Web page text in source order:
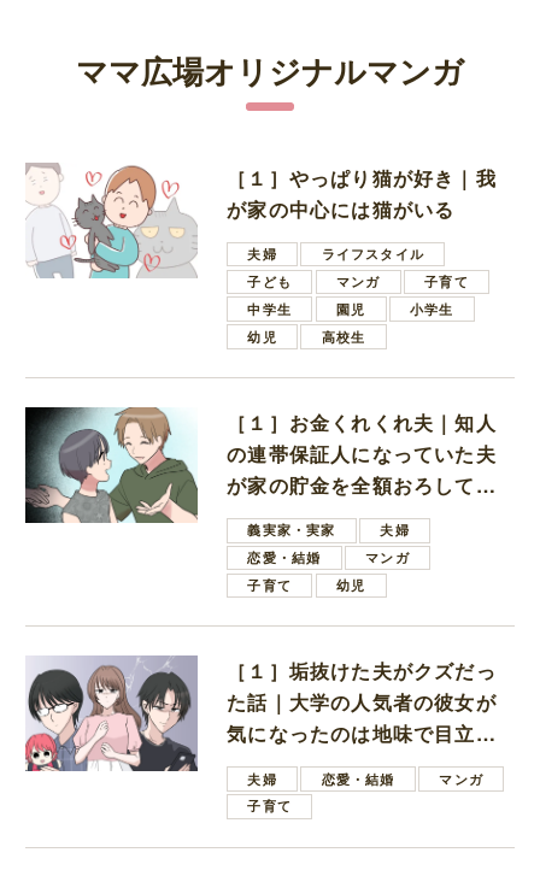
ママ広場オリジナルマンガ
［１］やっぱり猫が好き｜我
が家の中心には猫がいる
夫婦
ライフスタイル
子ども
マンガ
子育て
中学生
園児
小学生
幼児
高校生
［１］お金くれくれ夫｜知人
の連帯保証人になっていた夫
が家の貯金を全額おろしてほ
しいと言ってきた
義実家・実家
夫婦
恋愛・結婚
マンガ
子育て
幼児
［１］垢抜けた夫がクズだっ
た話｜大学の人気者の彼女が
気になったのは地味で目立た
ない男子学生
夫婦 恋愛・結婚
マンガ
子育て